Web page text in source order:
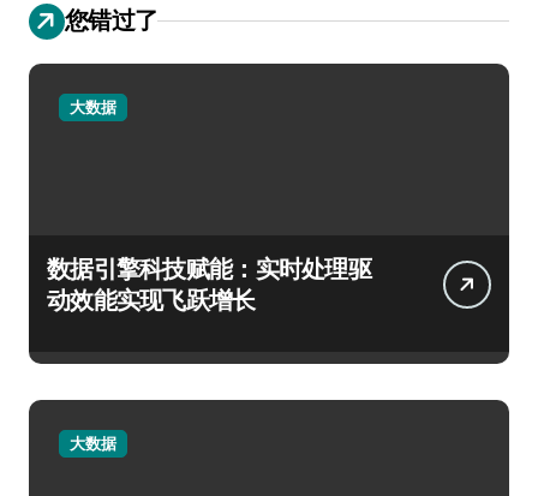
您错过了
大数据
数据引擎科技赋能：实时处理驱
动效能实现飞跃增长
大数据